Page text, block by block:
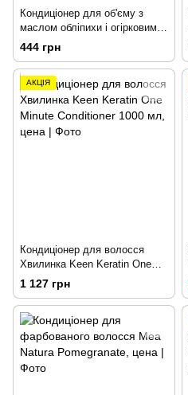
Кондиціонер для об'єму з
маслом обліпихи і огірковим
маслом Barex Contempora
1000мл.
444 грн
АКЦІЯ
Кондиціонер для волосся
Хвилинка Keen Keratin One
Minute Conditioner 1000 мл
1 127 грн